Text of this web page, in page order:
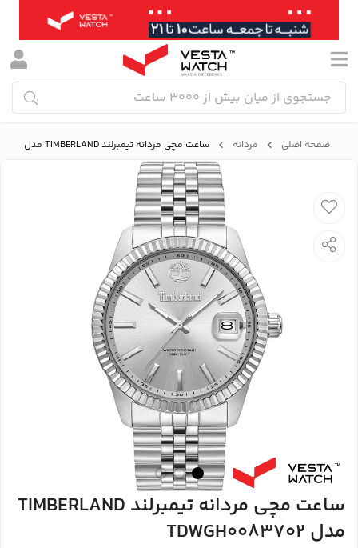
صفحه اصلی مردانه ساعت مچی مردانه تیمبرلند TIMBERLAND مدل TDWGH0083702
ساعت مچی مردانه تیمبرلند TIMBERLAND
مدل TDWGH0083702